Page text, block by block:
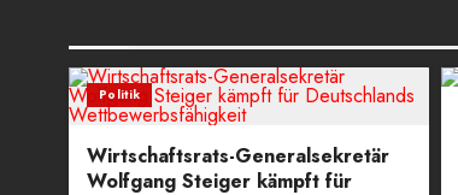
Politik
Wirtschaftsrats-Generalsekretär
Wolfgang Steiger kämpft für